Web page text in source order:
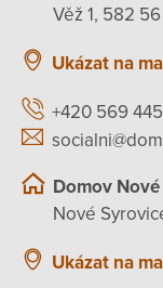
Věž 1, 582
Ukázat na
+420 569
Domov
Nové
Ukázat na